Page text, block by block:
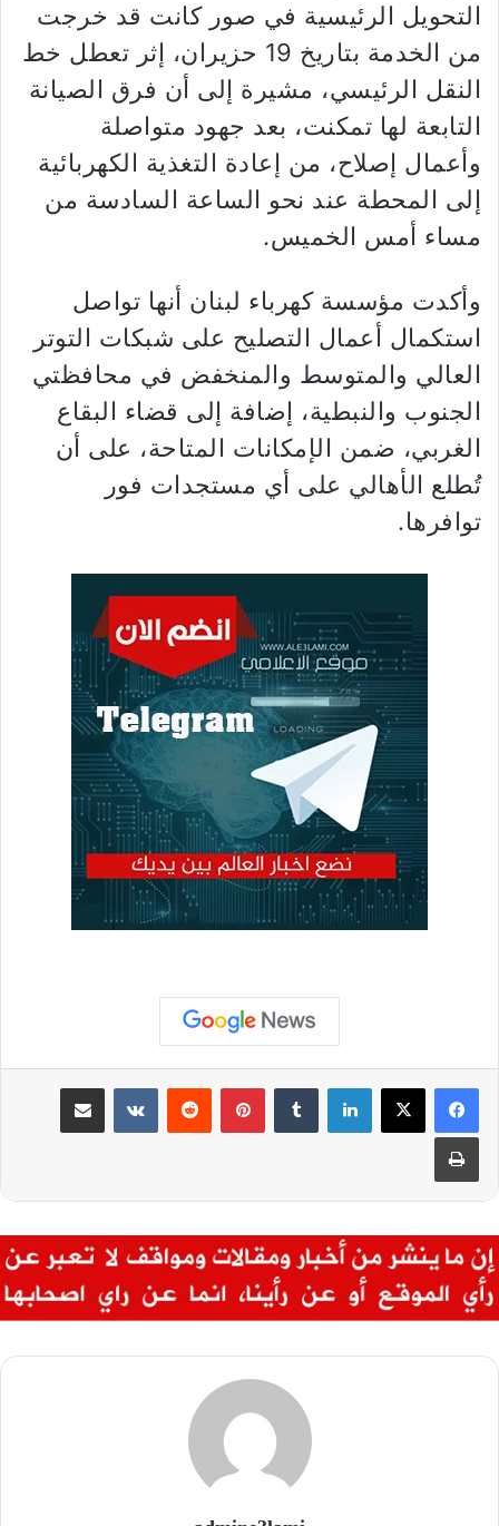
التحويل الرئيسية في صور كانت قد خرجت
من الخدمة بتاريخ 19 حزيران، إثر تعطل خط
النقل الرئيسي، مشيرة إلى أن فرق الصيانة
التابعة لها تمكنت، بعد جهود متواصلة
وأعمال إصلاح، من إعادة التغذية الكهربائية
إلى المحطة عند نحو الساعة السادسة من
مساء أمس الخميس.
وأكدت مؤسسة كهرباء لبنان أنها تواصل
استكمال أعمال التصليح على شبكات التوتر
العالي والمتوسط والمنخفض في محافظتي
الجنوب والنبطية، إضافة إلى قضاء البقاع
الغربي، ضمن الإمكانات المتاحة، على أن
تُطلع الأهالي على أي مستجدات فور
توافرها.
لينكدإن بينتيريست مشاركة عبر البريد
طباعة